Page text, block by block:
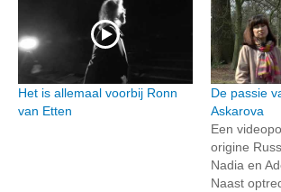
Het is allemaal voorbij Ronn
van Etten
De passie
Askarova
Een
origine
Nadia en
Naast